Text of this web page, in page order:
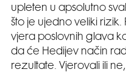
upleten u apsolutno
što je ujedno veliki
vjera poslovnih glava
da će Hedijev način
rezultate. Vjerovali ili